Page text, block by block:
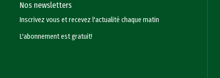
Nos newsletters
Inscrivez vous et recevez l'actualité chaque matin
L'abonnement est gratuit!